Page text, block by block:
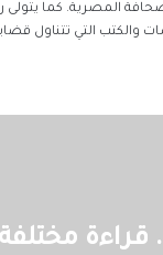
المصرية. كما يتولى
والكتب التي تتناول
قراءة